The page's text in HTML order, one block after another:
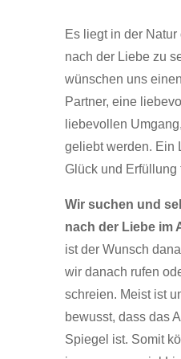
Es liegt in der
nach der Liebe zu
wünschen uns
Partner, eine
liebevollen
geliebt werden. Ein
Glück und Erfüllung
Wir suchen und
nach der Liebe im
ist der Wunsch
wir danach rufen
schreien. Meist ist
bewusst, dass das
Spiegel ist. Somit